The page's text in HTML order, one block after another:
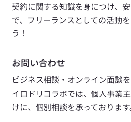
契約に関する知識を身につけ、
で、フリーランスとしての活動
う！
お問い合わせ
ビジネス相談・オンライン面談
イロドリコラボでは、個人事業
けに、個別相談を承っております